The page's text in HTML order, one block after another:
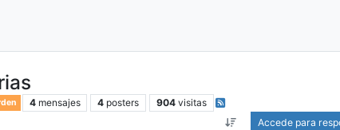
4 mensajes 4 posters 904 visitas
Accede para